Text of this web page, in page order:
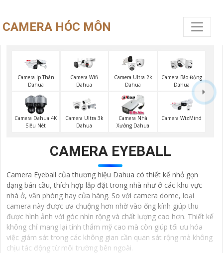
CAMERA HÓC MÔN
Camera Ip Thân
Dahua
Camera Wifi
Dahua
Camera Ultra 2k
Dahua
Camera Báo Động
Dahua
Camera Dahua 4K
Siêu Nét
Camera Ultra 3k
Dahua
Camera Nhà
Xưởng Dahua
Camera WizMind
CAMERA EYEBALL
Camera Eyeball của thương hiệu Dahua có thiết kế nhỏ gọn
dạng bán cầu, thích hợp lắp đặt trong nhà như ở các khu vực
nhà ở, văn phòng hay cửa hàng. So với camera dome, loại
camera này được ưa chuộng hơn nhờ vào ống kính giúp thu
được hình ảnh với góc nhìn rộng và chất lượng cao hơn. Thiết kế
không chỉ mang lại tính thẩm mỹ cao mà còn giúp tối ưu hóa
việc giám sát trong các không gian cần quan sát rộng mà không
chịu tác động từ môi trường bên ngoài.